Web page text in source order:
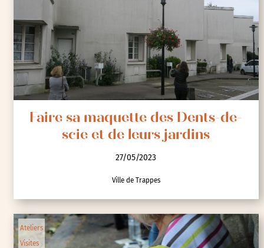
Faire sa maquette des Dents-de-
scie et de leurs jardins
27/05/2023
Ville de Trappes
Ateliers
Visites